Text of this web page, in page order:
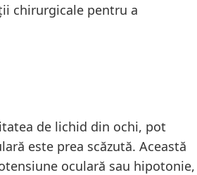
chirurgicale pentru a
de lichid din ochi, pot
este prea scăzută. Această
oculară sau hipotonie,